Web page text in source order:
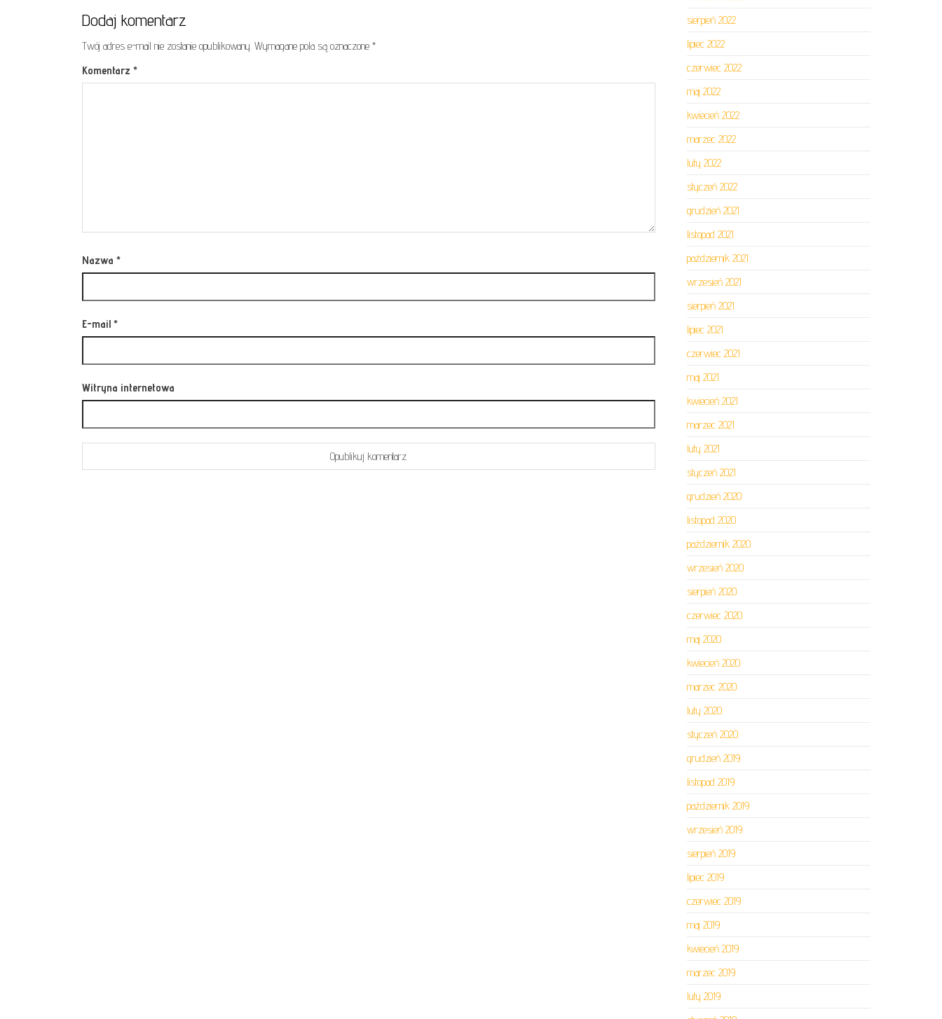
Dodaj komentarz
Twój adres e-mail nie zostanie opublikowany. Wymagane pola są oznaczone *
Komentarz *
Nazwa *
E-mail *
Witryna internetowa
sierpień 2022
lipiec 2022
czerwiec 2022
maj 2022
kwiecień 2022
marzec 2022
luty 2022
styczeń 2022
grudzień 2021
listopad 2021
październik 2021
wrzesień 2021
sierpień 2021
lipiec 2021
czerwiec 2021
maj 2021
kwiecień 2021
marzec 2021
luty 2021
styczeń 2021
grudzień 2020
listopad 2020
październik 2020
wrzesień 2020
sierpień 2020
czerwiec 2020
maj 2020
kwiecień 2020
marzec 2020
luty 2020
styczeń 2020
grudzień 2019
listopad 2019
październik 2019
wrzesień 2019
sierpień 2019
lipiec 2019
czerwiec 2019
maj 2019
kwiecień 2019
marzec 2019
luty 2019